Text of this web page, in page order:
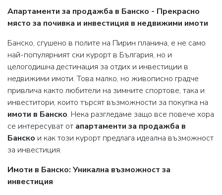
Апартаменти за продажба в Банско - Прекрасно
място за почивка и инвестиция в недвижими имоти
Банско, сгушено в полите на Пирин планина, е не само
най-популярният ски курорт в България, но и
целогодишна дестинация за отдих и инвестиции в
недвижими имоти. Това малко, но живописно градче
привлича както любители на зимните спортове, така и
инвеститори, които търсят възможности за покупка на
имоти в Банско. Нека разгледаме защо все повече хора
се интересуват от апартаменти за продажба в
Банско и как този курорт предлага идеална възможност
за инвестиция.
Имоти в Банско: Уникална възможност за
инвестиция